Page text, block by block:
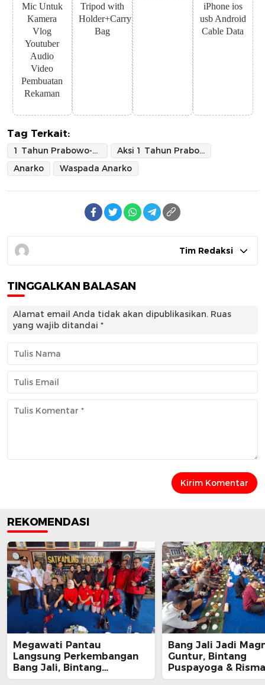
Mic Untuk
Kamera
Vlog
Youtuber
Audio
Video
Pembuatan
Rekaman
Tripod with
Holder+Carry
Bag
iPhone ios
usb Android
Cable Data
Tag Terkait:
1 Tahun Prabowo-Gibran
Aksi 1 Tahun Prabowo-Gibran
Anarko
Waspada Anarko
Tim Redaksi
TINGGALKAN BALASAN
Alamat email Anda tidak akan dipublikasikan. Ruas
yang wajib ditandai *
REKOMENDASI
Megawati Pantau
Langsung Perkembangan
Bang Jali, Bintang
Puspayoga Siap Kawal
Bang Jali Jadi
Guntur, Bintang
Puspayoga & Risma
Kompak Apresiasi